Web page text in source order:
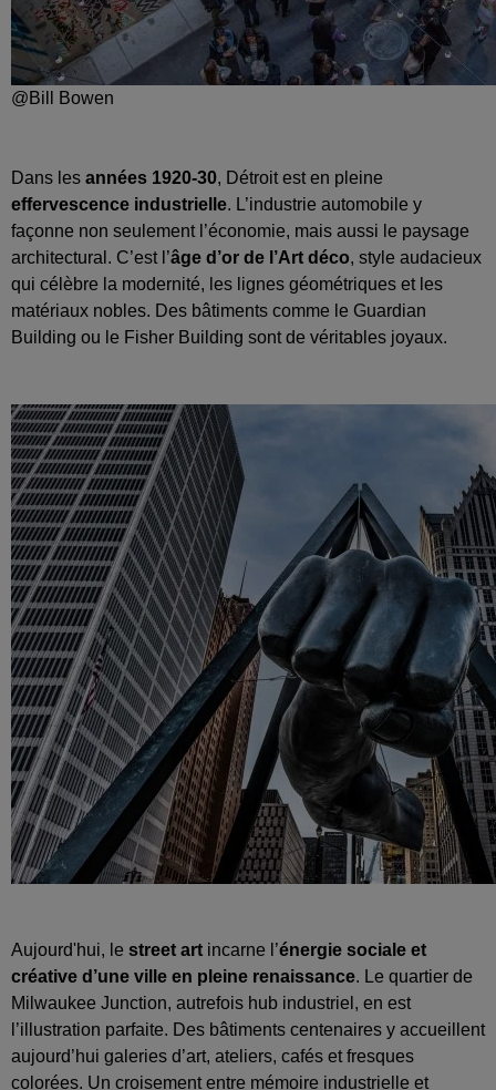
@Bill Bowen
Dans les années 1920-30, Détroit est en pleine
effervescence industrielle. L’industrie automobile y
façonne non seulement l’économie, mais aussi le paysage
architectural. C’est l’âge d’or de l’Art déco, style audacieux
qui célèbre la modernité, les lignes géométriques et les
matériaux nobles. Des bâtiments comme le Guardian
Building ou le Fisher Building sont de véritables joyaux.
Aujourd'hui, le street art incarne l’énergie sociale et
créative d’une ville en pleine renaissance. Le quartier de
Milwaukee Junction, autrefois hub industriel, en est
l’illustration parfaite. Des bâtiments centenaires y accueillent
aujourd’hui galeries d’art, ateliers, cafés et fresques
colorées. Un croisement entre mémoire industrielle et